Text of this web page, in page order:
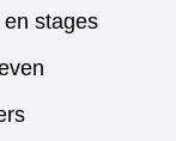
stages